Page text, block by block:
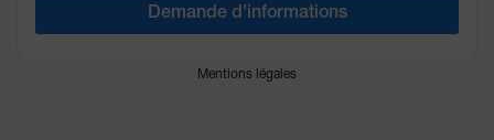
Demande d'informations
Mentions légales